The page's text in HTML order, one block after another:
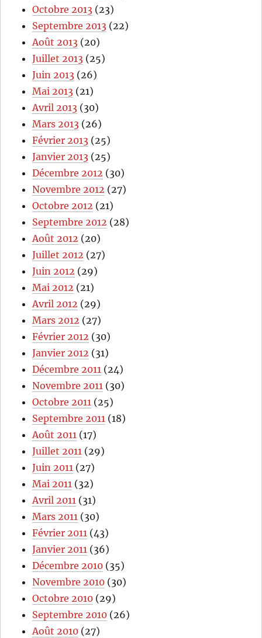
Octobre 2013 (23)
Septembre 2013 (22)
Août 2013 (20)
Juillet 2013 (25)
Juin 2013 (26)
Mai 2013 (21)
Avril 2013 (30)
Mars 2013 (26)
Février 2013 (25)
Janvier 2013 (25)
Décembre 2012 (30)
Novembre 2012 (27)
Octobre 2012 (21)
Septembre 2012 (28)
Août 2012 (20)
Juillet 2012 (27)
Juin 2012 (29)
Mai 2012 (21)
Avril 2012 (29)
Mars 2012 (27)
Février 2012 (30)
Janvier 2012 (31)
Décembre 2011 (24)
Novembre 2011 (30)
Octobre 2011 (25)
Septembre 2011 (18)
Août 2011 (17)
Juillet 2011 (29)
Juin 2011 (27)
Mai 2011 (32)
Avril 2011 (31)
Mars 2011 (30)
Février 2011 (43)
Janvier 2011 (36)
Décembre 2010 (35)
Novembre 2010 (30)
Octobre 2010 (29)
Septembre 2010 (26)
Août 2010 (27)